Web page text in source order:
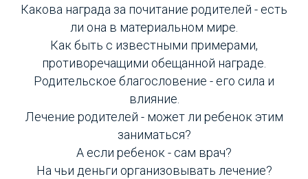
Какова награда за почитание родителей - есть
ли она в материальном мире.
Как быть с известными примерами,
противоречащими обещанной награде.
Родительское благословение - его сила и
влияние.
Лечение родителей - может ли ребенок этим
заниматься?
А если ребенок - сам врач?
На чьи деньги организовывать лечение?